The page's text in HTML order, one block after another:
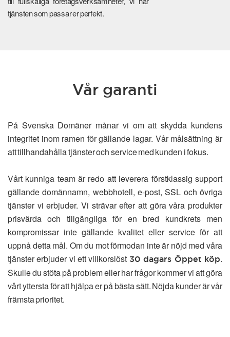
tjänsten som passar er perfekt.
Vår garanti
På Svenska Domäner månar vi om att skydda kundens
integritet inom ramen för gällande lagar. Vår målsättning är
att tillhandahålla tjänster och service med kunden i fokus.
Vårt kunniga team är redo att leverera förstklassig support
gällande domännamn, webbhotell, e-post, SSL och övriga
tjänster vi erbjuder. Vi strävar efter att göra våra produkter
prisvärda och tillgängliga för en bred kundkrets men
kompromissar inte gällande kvalitet eller service för att
uppnå detta mål. Om du mot förmodan inte är nöjd med våra
tjänster erbjuder vi ett villkorslöst 30 dagars Öppet köp.
Skulle du stöta på problem eller har frågor kommer vi att göra
vårt yttersta för att hjälpa er på bästa sätt. Nöjda kunder är vår
främsta prioritet.